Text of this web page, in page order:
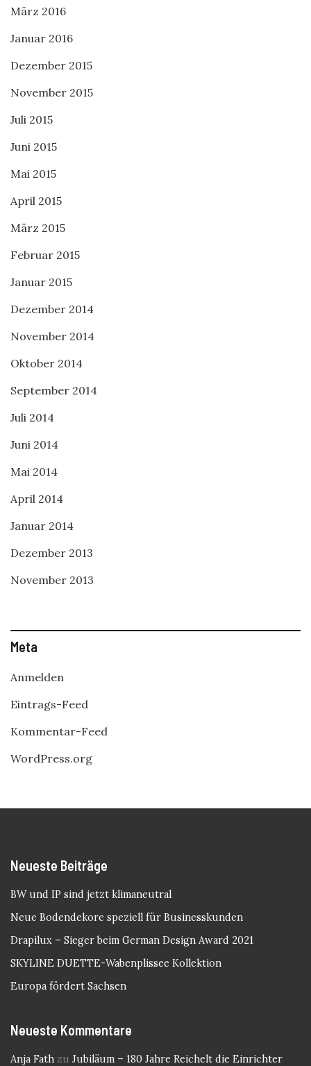
März 2016
Januar 2016
Dezember 2015
November 2015
Juli 2015
Juni 2015
Mai 2015
April 2015
März 2015
Februar 2015
Januar 2015
Dezember 2014
November 2014
Oktober 2014
September 2014
Juli 2014
Juni 2014
Mai 2014
April 2014
Januar 2014
Dezember 2013
November 2013
Meta
Anmelden
Eintrags-Feed
Kommentar-Feed
WordPress.org
Neueste Beiträge
BW und IP sind jetzt klimaneutral
Neue Bodendekore speziell für Businesskunden
Drapilux – Sieger beim German Design Award 2021
SKYLINE DUETTE-Wabenplissee Kollektion
Europa fördert Sachsen
Neueste Kommentare
Anja Fath zu Jubiläum – 180 Jahre Reichelt die Einrichter